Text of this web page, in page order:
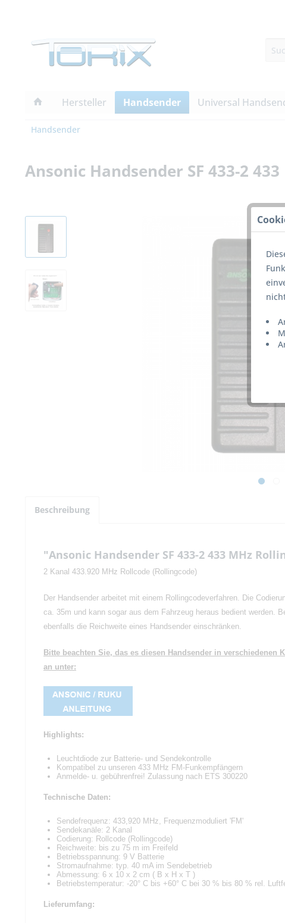
Hersteller Handsender Universal
Handsender
Ansonic Handsender SF 433-2
Beschreibung
"Ansonic Handsender SF 433-2 433 MHz
2 Kanal 433.920 MHz Rollcode (Rollingcode)
Der Handsender arbeitet mit einem Rollingcodeverfahren. Die
ca. 35m und kann sogar aus dem Fahrzeug heraus bedient werden.
ebenfalls die Reichweite eines Handsender einschränken.
Bitte beachten Sie, das es diesen Handsender in
an unter:
Highlights:
Leuchtdiode zur Batterie- und Sendekontrolle
Kompatibel zu unseren 433 MHz FM-Funkempfängern
Anmelde- u. gebührenfrei! Zulassung nach ETS 300220
Technische Daten:
Sendefrequenz: 433,920 MHz, Frequenzmoduliert 'FM'
Sendekanäle: 2 Kanal
Codierung: Rollcode (Rollingcode)
Reichweite: bis zu 75 m im Freifeld
Betriebsspannung: 9 V Batterie
Stromaufnahme: typ. 40 mA im Sendebetrieb
Abmessung: 6 x 10 x 2 cm ( B x H x T )
Betriebstemperatur: -20° C bis +60° C bei 30 % bis 80 % rel.
Lieferumfang: